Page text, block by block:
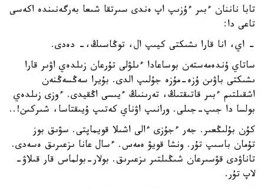
تابا ناننان ءبىر ءۇزىپ اپ ەندى سىرتقا شىعا بەرگەنىندە اكەسى
تاعى دا:
- اي، انا قارا ىشىكتى كيىپ ال، توڭاسىڭ،- دەدى.
ساتاي ۇندەمەستەن بوساعادا ءىلۋلى تۇرعان زىلدەي اۋىر قارا
ىشىكتى باۋىن ۇزە-مۇزە جۇلىپ الدى. بۇيرا سەڭسەڭنەن
اشقىلتىم ءبىر قاتىقتىڭ، تەرىنىڭ ءيىسى اڭقيدى. ءوزى زىلدەي
بولسا دا جىپ-جىلى. ورانىپ اۋناي كەتىپ ۇيىقتاسا، شىركىن!..
كۇن بۇلىڭعىر. جەر ءجۇزى ءالى اشىلا قويماپتى. سۋىق بوز
تۇمان باسىپ تۇر. ونشا قويۋ ەمەس. ءسال عانا ىزعىرىق ەسەدى.
تاناۋدى قۋسىرعان شىڭىلتىر ىزعىرىق. بولار-بولماس قار قىلاۋ-
لاپ تۇر.